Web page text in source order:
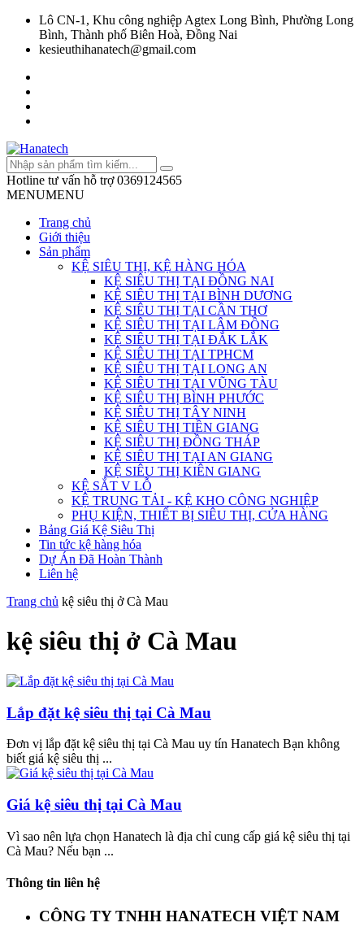
Lô CN-1, Khu công nghiệp Agtex Long Bình, Phường Long
Bình, Thành phố Biên Hoà, Đồng Nai
kesieuthihanatech@gmail.com
Hotline tư vấn hỗ trợ 0369124565
MENUMENU
Trang chủ
Giới thiệu
Sản phẩm
KỆ SIÊU THỊ, KỆ HÀNG HÓA
KỆ SIÊU THỊ TẠI ĐỒNG NAI
KỆ SIÊU THỊ TẠI BÌNH DƯƠNG
KỆ SIÊU THỊ TẠI CẦN THƠ
KỆ SIÊU THỊ TẠI LÂM ĐỒNG
KỆ SIÊU THỊ TẠI ĐẮK LẮK
KỆ SIÊU THỊ TẠI TPHCM
KỆ SIÊU THỊ TẠI LONG AN
KỆ SIÊU THỊ TẠI VŨNG TÀU
KỆ SIÊU THỊ BÌNH PHƯỚC
KỆ SIÊU THỊ TÂY NINH
KỆ SIÊU THỊ TIỀN GIANG
KỆ SIÊU THỊ ĐỒNG THÁP
KỆ SIÊU THỊ TẠI AN GIANG
KỆ SIÊU THỊ KIÊN GIANG
KỆ SẮT V LỖ
KỆ TRUNG TẢI - KỆ KHO CÔNG NGHIỆP
PHỤ KIỆN, THIẾT BỊ SIÊU THỊ, CỬA HÀNG
Bảng Giá Kệ Siêu Thị
Tin tức kệ hàng hóa
Dự Án Đã Hoàn Thành
Liên hệ
Trang chủ kệ siêu thị ở Cà Mau
kệ siêu thị ở Cà Mau
Lắp đặt kệ siêu thị tại Cà Mau
Đơn vị lắp đặt kệ siêu thị tại Cà Mau uy tín Hanatech Bạn không
biết giá kệ siêu thị ...
Giá kệ siêu thị tại Cà Mau
Vì sao nên lựa chọn Hanatech là địa chỉ cung cấp giá kệ siêu thị tại
Cà Mau? Nếu bạn ...
Thông tin liên hệ
CÔNG TY TNHH HANATECH VIỆT NAM